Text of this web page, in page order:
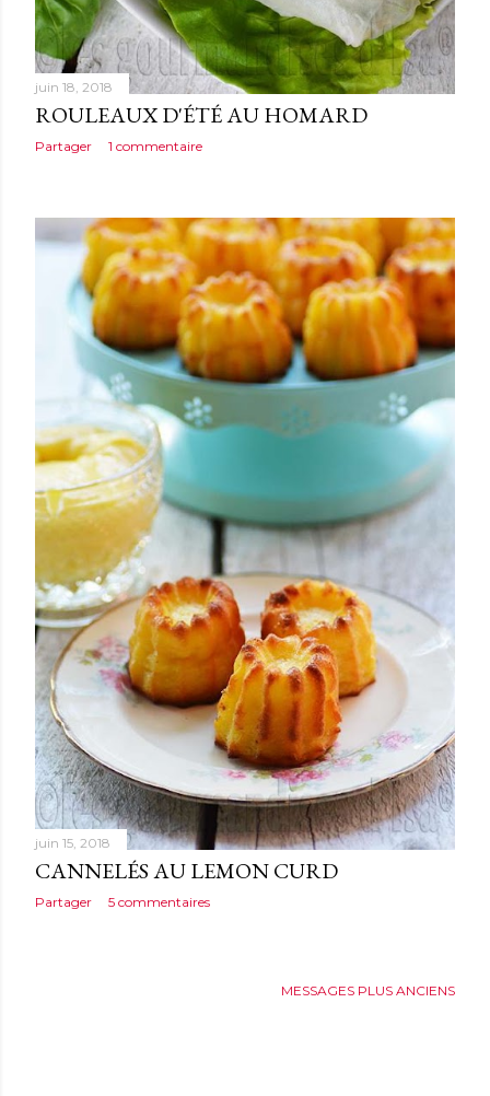
juin 18, 2018
ROULEAUX D'ÉTÉ AU HOMARD
Partager 1 commentaire
juin 15, 2018
CANNELÉS AU LEMON CURD
Partager 5 commentaires
MESSAGES PLUS ANCIENS